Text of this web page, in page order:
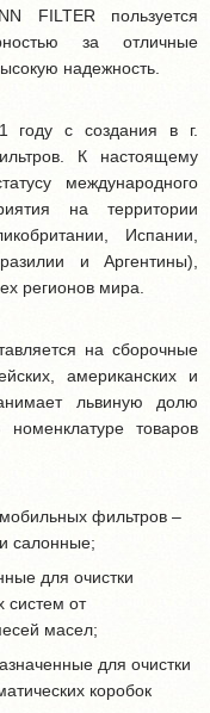
FILTER пользуется
за отличные
надежность.
году с создания в г.
К настоящему
международного
на территории
Испании,
и Аргентины),
регионов мира.
на сборочные
американских и
львиную долю
номенклатуре товаров
фильтров –
салонные;
для очистки
систем от
масел;
для очистки
коробок